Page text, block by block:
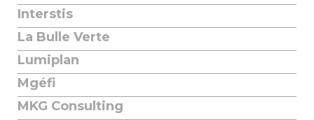
Interstis
La Bulle Verte
Lumiplan
Mgéfi
MKG Consulting